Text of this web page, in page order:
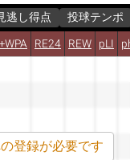
逃し得点
投球テンポ
+WPA RE24 REW pLI
登録が必要です